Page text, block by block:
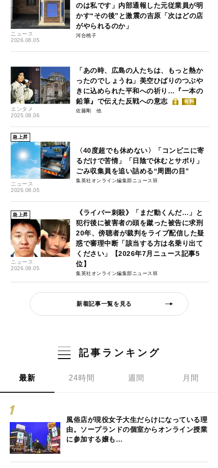
ニュース
2026.08.05
のは私です」内部通報した元従業員が明
かす“その後”と激震の吉原「次はどの店
がやられるのか」
河合桃子
エンタメ
2025.08.06
「あの時、広島の人たちは、もっと熱か
ったのでしょうね」美空ひばりのつぶや
きに込められた平和への祈り…『一本の
鉛筆』で伝えた反戦への意志
有料
佐藤剛
急上昇
ニュース
2026.08.05
〈40度超でも休めない〉「コンビニに寄
るだけで苦情」「日陰で休むとサボり」
ごみ収集員を追い詰める“周囲の目”
集英社オンライン編集部ニュース班
急上昇
ニュース
2026.08.05
《ライバー刺殺》「まだ動くんだ…」と
犯行後に被害者の頭を蹴った被告に求刑
20年、傍聴者が裁判をライブ配信した疑
惑で審理中断「該当する方は名乗り出て
ください」【2026年7月ニュース記事5
位】
集英社オンライン編集部ニュース班
新着記事一覧を見る
記事ランキング
最新 24時間 週間 月間
風俗店が現役女子大生だらけになっている理
由。ソープランドの個室からオンライン授業
に参加する嬢も…